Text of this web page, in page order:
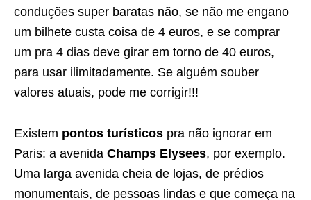
conduções super baratas não, se não me engano
um bilhete custa coisa de 4 euros, e se comprar
um pra 4 dias deve girar em torno de 40 euros,
para usar ilimitadamente. Se alguém souber
valores atuais, pode me corrigir!!!
Existem pontos turísticos pra não ignorar em
Paris: a avenida Champs Elysees, por exemplo.
Uma larga avenida cheia de lojas, de prédios
monumentais, de pessoas lindas e que começa na